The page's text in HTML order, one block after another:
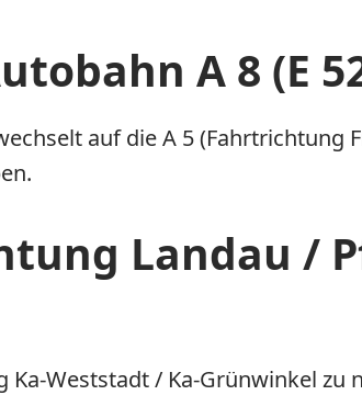
A 8 (E
auf die A 5 (Fahrtrichtung
Landau /
Weststadt / Ka-Grünwinkel zu